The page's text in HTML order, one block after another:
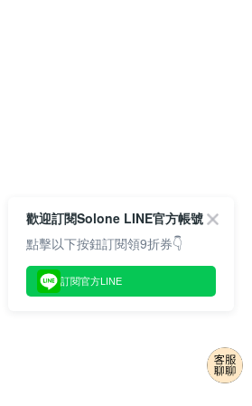
歡迎訂閱Solone LINE官方帳號
點擊以下按鈕訂閱領9折券👇
訂閱官方LINE